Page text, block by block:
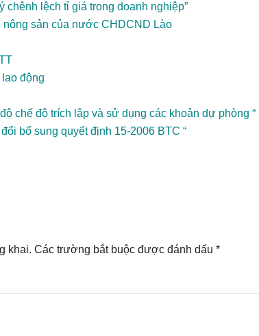
lệch tỉ giá trong doanh nghiệp”
nông sản của nước CHDCND Lào
động
chế độ trích lập và sử dụng các khoản dự phòng “
bổ sung quyết định 15-2006 BTC “
khai. Các trường bắt buộc được đánh dấu *